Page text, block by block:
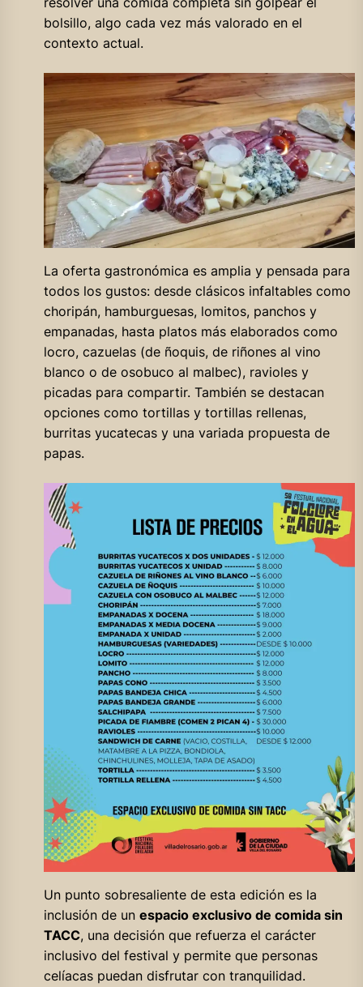
bolsillo, algo cada vez más valorado en el
contexto actual.
La oferta gastronómica es amplia y pensada para
todos los gustos: desde clásicos infaltables como
choripán, hamburguesas, lomitos, panchos y
empanadas, hasta platos más elaborados como
locro, cazuelas (de ñoquis, de riñones al vino
blanco o de osobuco al malbec), ravioles y
picadas para compartir. También se destacan
opciones como tortillas y tortillas rellenas,
burritas yucatecas y una variada propuesta de
papas.
Un punto sobresaliente de esta edición es la
inclusión de un espacio exclusivo de comida sin
TACC, una decisión que refuerza el carácter
inclusivo del festival y permite que personas
celíacas puedan disfrutar con tranquilidad.